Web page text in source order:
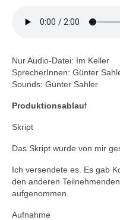
Nur Audio-Datei: Im Keller
SprecherInnen: Günter
Sounds: Günter Sahler
Produktionsablauf
Skript
Das Skript wurde von mir
Ich versendete es. Es gab
den anderen
aufgenommen.
Aufnahme